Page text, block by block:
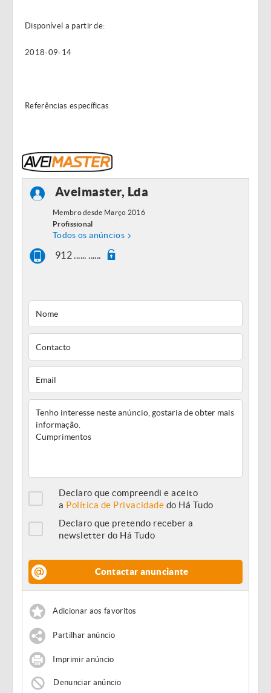
Disponível a partir de:
2018-09-14
Referências específicas
Aveimaster, Lda
Membro desde Março 2016
Profissional
Todos os anúncios
912 ...... ......
Declaro que compreendi e aceito
a Política de Privacidade do Há Tudo
Declaro que pretendo receber a
newsletter do Há Tudo
Contactar anunciante
Adicionar aos favoritos
Partilhar anúncio
Imprimir anúncio
Denunciar anúncio